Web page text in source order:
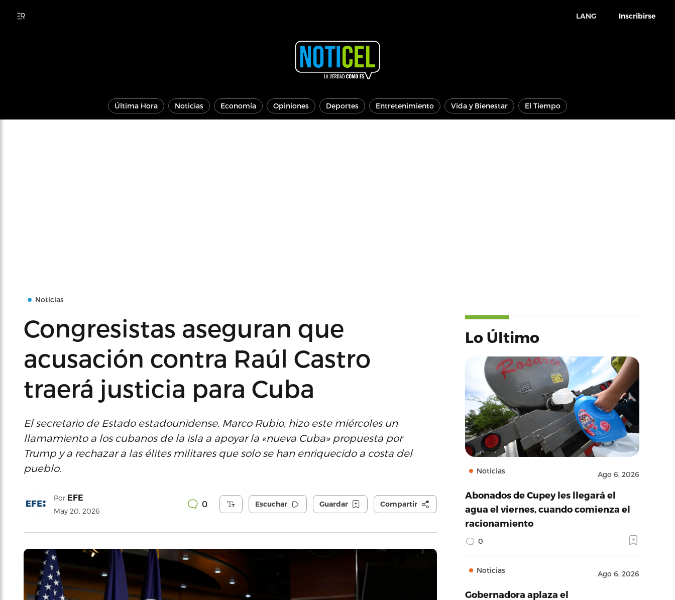
LANG Inscribirse
Última Hora Noticias Economía Opiniones Deportes Entretenimiento Vida y Bienestar El Tiempo
Noticias
Congresistas aseguran que
acusación contra Raúl Castro
traerá justicia para Cuba
El secretario de Estado estadounidense, Marco Rubio, hizo este miércoles un
llamamiento a los cubanos de la isla a apoyar la «nueva Cuba» propuesta por
Trump y a rechazar a las élites militares que solo se han enriquecido a costa del
pueblo.
Por EFE
May 20, 2026
0 Escuchar Guardar Compartir
Lo Último
Noticias Ago 6, 2026
Abonados de Cupey les llegará el
agua el viernes, cuando comienza el
racionamiento
0
Noticias Ago 6, 2026
Gobernadora aplaza el